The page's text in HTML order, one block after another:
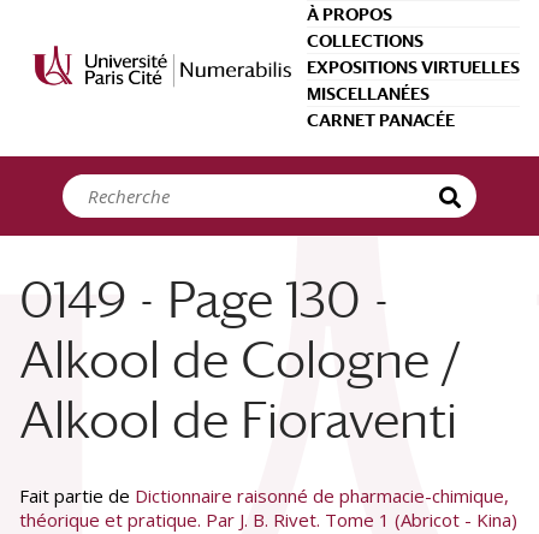
À PROPOS
COLLECTIONS
EXPOSITIONS VIRTUELLES
MISCELLANÉES
CARNET PANACÉE
0149 - Page 130 -
Alkool de Cologne /
Alkool de Fioraventi
Fait partie de Dictionnaire raisonné de pharmacie-chimique,
théorique et pratique. Par J. B. Rivet. Tome 1 (Abricot - Kina)